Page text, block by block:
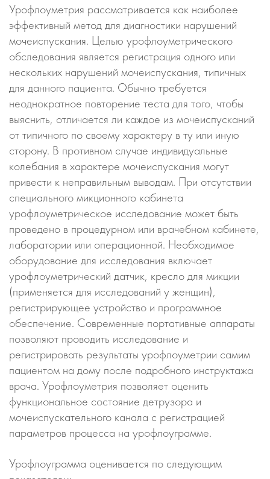
Урофлоуметрия рассматривается как наиболее
эффективный метод для диагностики нарушений
мочеиспускания. Целью урофлоуметрического
обследования является регистрация одного или
нескольких нарушений мочеиспускания, типичных
для данного пациента. Обычно требуется
неоднократное повторение теста для того, чтобы
выяснить, отличается ли каждое из мочеиспусканий
от типичного по своему характеру в ту или иную
сторону. В противном случае индивидуальные
колебания в характере мочеиспускания могут
привести к неправильным выводам. При отсутствии
специального микционного кабинета
урофлоуметрическое исследование может быть
проведено в процедурном или врачебном кабинете,
лаборатории или операционной. Необходимое
оборудование для исследования включает
урофлоуметрический датчик, кресло для микции
(применяется для исследований у женщин),
регистрирующее устройство и программное
обеспечение. Современные портативные аппараты
позволяют проводить исследование и
регистрировать результаты урофлоуметрии самим
пациентом на дому после подробного инструктажа
врача. Урофлоуметрия позволяет оценить
функциональное состояние детрузора и
мочеиспускательного канала с регистрацией
параметров процесса на урофлоуграмме.
Урофлоуграмма оценивается по следующим